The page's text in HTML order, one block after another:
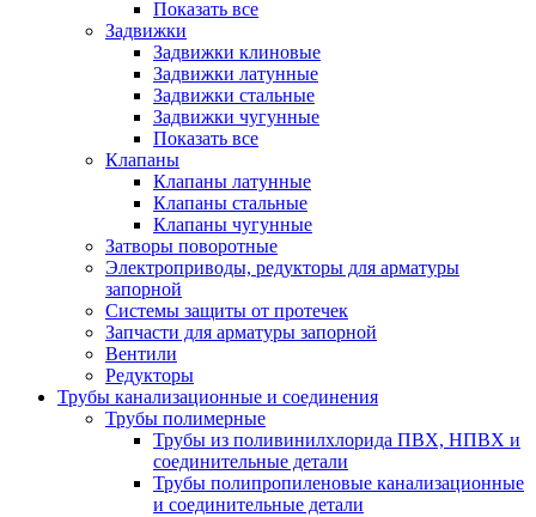
Показать все
Задвижки
Задвижки клиновые
Задвижки латунные
Задвижки стальные
Задвижки чугунные
Показать все
Клапаны
Клапаны латунные
Клапаны стальные
Клапаны чугунные
Затворы поворотные
Электроприводы, редукторы для арматуры
запорной
Системы защиты от протечек
Запчасти для арматуры запорной
Вентили
Редукторы
Трубы канализационные и соединения
Трубы полимерные
Трубы из поливинилхлорида ПВХ, НПВХ и
соединительные детали
Трубы полипропиленовые канализационные
и соединительные детали